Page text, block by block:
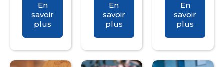
En
savoir
plus
En
savoir
plus
En
savoir
plus